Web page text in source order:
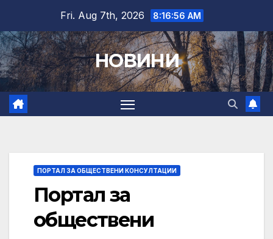
content
Fri. Aug 7th, 2026 8:16:57 AM
НОВИНИ
ПОРТАЛ ЗА ОБЩЕСТВЕНИ КОНСУЛТАЦИИ
Портал за
обществени